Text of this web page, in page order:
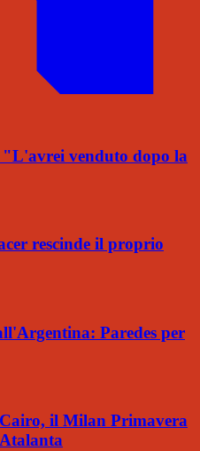
"L'avrei venduto dopo la
rescinde il proprio
Paredes per
il Milan Primavera